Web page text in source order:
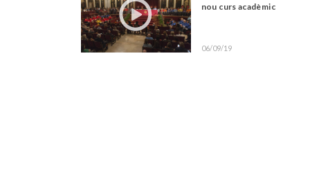
nou curs acadèmic
06/09/19